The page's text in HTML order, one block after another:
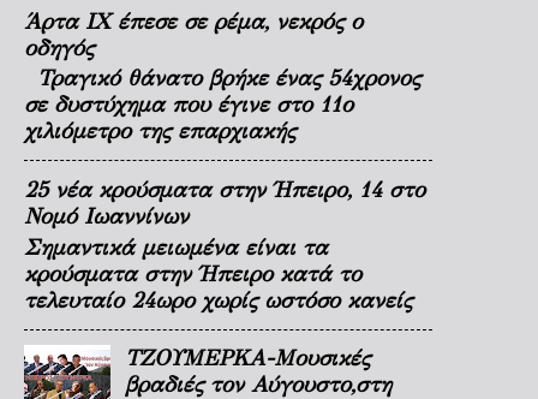
Άρτα ΙΧ έπεσε σε ρέμα, νεκρός ο
οδηγός
Τραγικό θάνατο βρήκε ένας 54χρονος
σε δυστύχημα που έγινε στο 11ο
χιλιόμετρο της επαρχιακής
25 νέα κρούσματα στην Ήπειρο, 14 στο
Νομό Ιωαννίνων
Σημαντικά μειωμένα είναι τα
κρούσματα στην Ήπειρο κατά το
τελευταίο 24ωρο χωρίς ωστόσο κανείς
ΤΖΟΥΜΕΡΚΑ-Μουσικές
βραδιές τον Αύγουστο,στη